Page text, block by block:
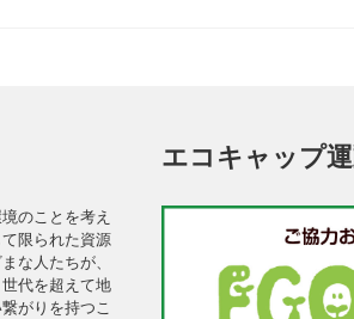
のことを考え
限られた資源
な人たちが、
代を超えて地
がりを持つこ
エコキャップ